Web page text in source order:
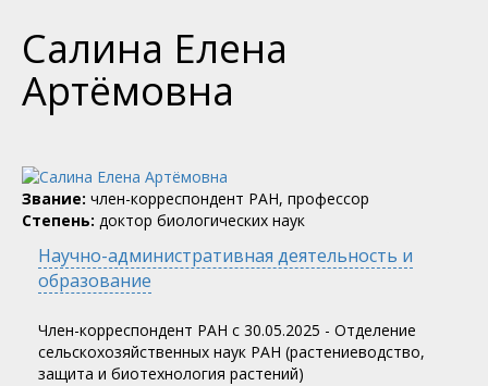
Салина Елена
Артёмовна
Звание: член-корреспондент РАН, профессор
Степень: доктор биологических наук
Научно-административная деятельность и
образование
Член-корреспондент РАН c 30.05.2025 - Отделение
сельскохозяйственных наук РАН (растениеводство,
защита и биотехнология растений)